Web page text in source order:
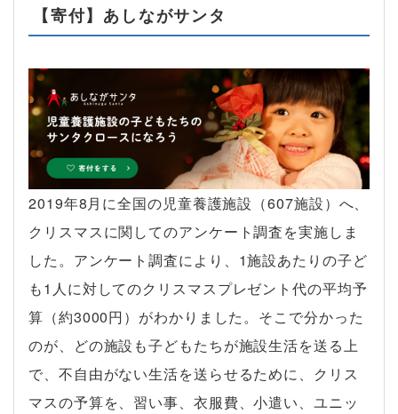
【寄付】あしながサンタ
2019年8月に全国の児童養護施設（607施設）へ、
クリスマスに関してのアンケート調査を実施しま
した。アンケート調査により、1施設あたりの子ど
も1人に対してのクリスマスプレゼント代の平均予
算（約3000円）がわかりました。そこで分かった
のが、どの施設も子どもたちが施設生活を送る上
で、不自由がない生活を送らせるために、クリス
マスの予算を、習い事、衣服費、小遣い、ユニッ